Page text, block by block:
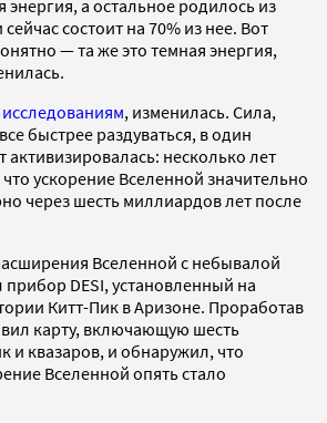
энергия, а остальное родилось из
состоит на 70% из нее. Вот
— та же это темная энергия,
исследованиям, изменилась. Сила,
быстрее раздуваться, в один
несколько лет
ускорение Вселенной значительно
через шесть миллиардов лет после
Вселенной с небывалой
DESI, установленный на
Китт-Пик в Аризоне. Проработав
карту, включающую шесть
и квазаров, и обнаружил, что
Вселенной опять стало